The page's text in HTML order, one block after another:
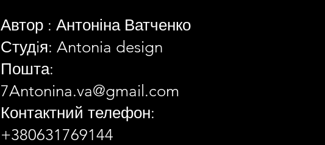
Автор : Антоніна Ватченко
Студiя: Antonia design
Пошта:
7Antonina.va@gmail.com
Контактний телефон:
+380631769144